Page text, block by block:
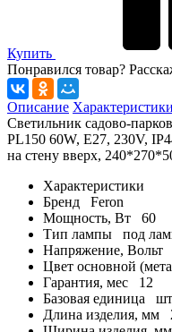
Купить
Понравился товар?
Описание Характеристики
Светильник садово-
PL150 60W, E27, 230V,
на стену вверх,
Характеристики
Бренд
Feron
Мощность, Вт
60
Тип лампы
под
Напряжение, Вольт
Цвет основной
Гарантия, мес
12
Базовая единица
шт
Длина изделия, мм